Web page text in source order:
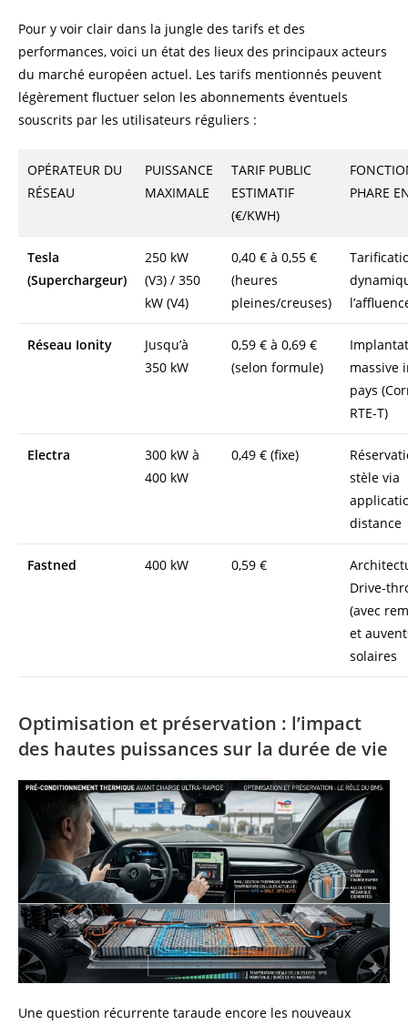
Pour y voir clair dans la jungle des tarifs et des
performances, voici un état des lieux des principaux acteurs
du marché européen actuel. Les tarifs mentionnés peuvent
légèrement fluctuer selon les abonnements éventuels
souscrits par les utilisateurs réguliers :
OPÉRATEUR DU
RÉSEAU
PUISSANCE
MAXIMALE
TARIF PUBLIC
ESTIMATIF
(€/KWH)
PHARE
Tesla
(Superchargeur)
250 kW
(V3) / 350
kW (V4)
0,40 € à 0,55 €
(heures
pleines/creuses)
Réseau Ionity
Jusqu’à
350 kW
0,59 € à 0,69 €
(selon formule)
massive
pays
RTE-T)
Electra
300 kW à
400 kW
0,49 € (fixe)
stèle via
distance
Fastned 400 kW 0,59 €
Drive-
(avec
et
solaires
Optimisation et préservation : l’impact
des hautes puissances sur la durée de vie
Une question récurrente taraude encore les nouveaux